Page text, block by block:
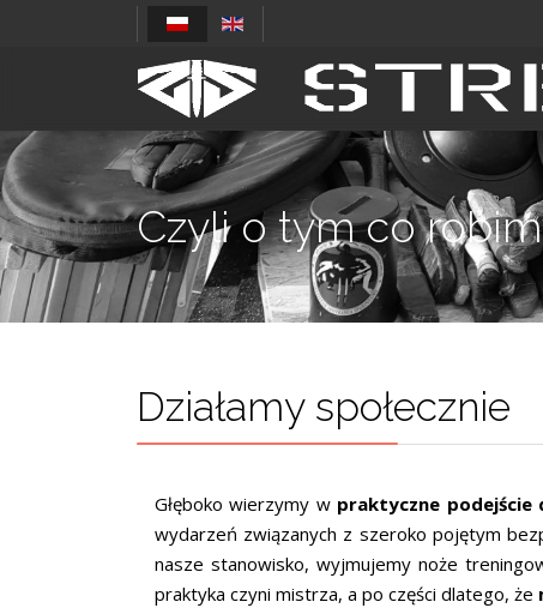
Czyli o tym co
Działamy społecznie
Głęboko wierzymy w praktyczne
wydarzeń związanych z szeroko pojętym
nasze stanowisko, wyjmujemy noże
praktyka czyni mistrza, a po części dlatego, że